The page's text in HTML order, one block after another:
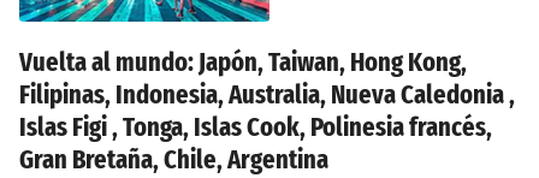
Vuelta al mundo: Japón, Taiwan, Hong Kong,
Filipinas, Indonesia, Australia, Nueva Caledonia ,
Islas Figi , Tonga, Islas Cook, Polinesia francés,
Gran Bretaña, Chile, Argentina